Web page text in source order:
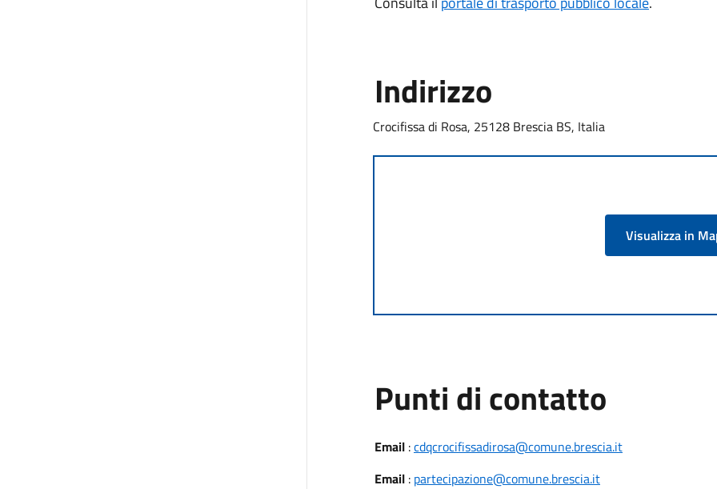
Indirizzo
Crocifissa di Rosa, 25128 Brescia BS, Italia
Visualizza in
Punti di contatto
Email:cdqcrocifissadirosa@comune.brescia.it
Email: partecipazione@comune.brescia.it